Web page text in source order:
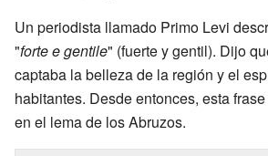
Un periodista llamado Primo Levi
"forte e gentile" (fuerte y gentil). Dijo
captaba la belleza de la región y el
habitantes. Desde entonces, esta
en el lema de los Abruzos.